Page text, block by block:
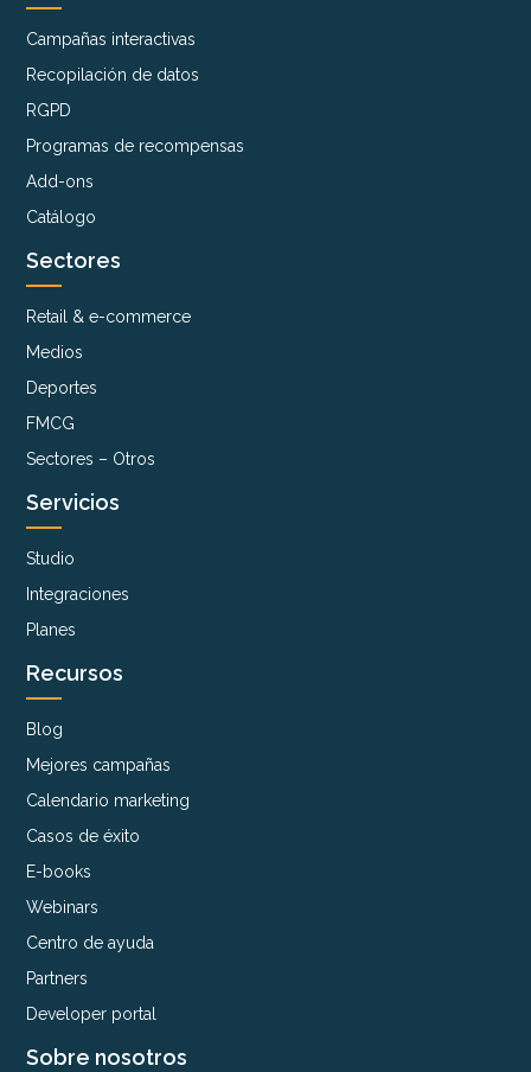
Campañas interactivas
Recopilación de datos
RGPD
Programas de recompensas
Add-ons
Catálogo
Sectores
Retail & e-commerce
Medios
Deportes
FMCG
Sectores – Otros
Servicios
Studio
Integraciones
Planes
Recursos
Blog
Mejores campañas
Calendario marketing
Casos de éxito
E-books
Webinars
Centro de ayuda
Partners
Developer portal
Sobre nosotros